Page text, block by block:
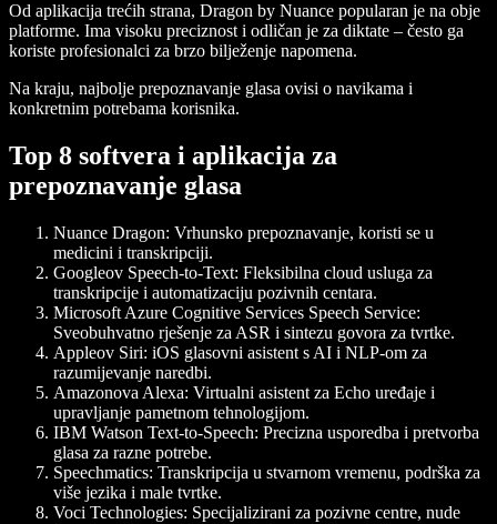
Od aplikacija trećih strana, Dragon by Nuance popularan je na obje
platforme. Ima visoku preciznost i odličan je za diktate – često ga
koriste profesionalci za brzo bilježenje napomena.
Na kraju, najbolje prepoznavanje glasa ovisi o navikama i
konkretnim potrebama korisnika.
Top 8 softvera i aplikacija za
prepoznavanje glasa
Nuance Dragon: Vrhunsko prepoznavanje, koristi se u
medicini i transkripciji.
Googleov Speech-to-Text: Fleksibilna cloud usluga za
transkripcije i automatizaciju pozivnih centara.
Microsoft Azure Cognitive Services Speech Service:
Sveobuhvatno rješenje za ASR i sintezu govora za tvrtke.
Appleov Siri: iOS glasovni asistent s AI i NLP-om za
razumijevanje naredbi.
Amazonova Alexa: Virtualni asistent za Echo uređaje i
upravljanje pametnom tehnologijom.
IBM Watson Text-to-Speech: Precizna usporedba i pretvorba
glasa za razne potrebe.
Speechmatics: Transkripcija u stvarnom vremenu, podrška za
više jezika i male tvrtke.
Voci Technologies: Specijalizirani za pozivne centre, nude